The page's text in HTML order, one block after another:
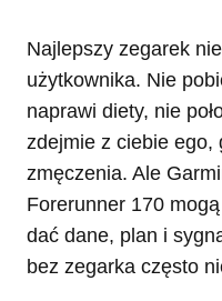
Najlepszy zegarek
użytkownika. Nie
naprawi diety, nie
zdejmie z ciebie ego,
zmęczenia. Ale
Forerunner 170
dać dane, plan i
bez zegarka często